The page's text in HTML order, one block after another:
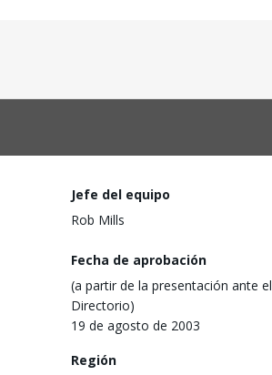
Jefe del equipo
Rob Mills
Fecha de aprobación
(a partir de la presentación ante el
Directorio)
19 de agosto de 2003
Región